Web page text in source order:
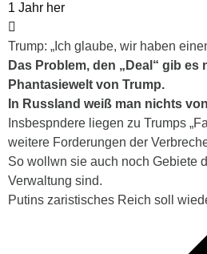
1 Jahr her
Trump: „Ich glaube, wir haben
Das Problem, den „Deal“ gib es
Phantasiewelt von Trump.
In Russland weiß man nichts
Insbespndere liegen zu Trumps
weitere Forderungen der
So wollwn sie auch noch Gebiete
Verwaltung sind.
Putins zaristisches Reich soll